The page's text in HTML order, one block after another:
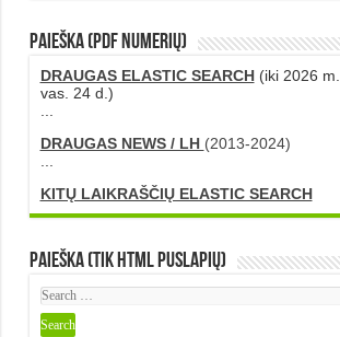
PAIEŠKA (PDF numerių)
DRAUGAS ELASTIC SEARCH(iki 2026 m.
vas. 24 d.)
...
DRAUGAS NEWS / LH (2013-2024)
...
KITŲ LAIKRAŠČIŲ ELASTIC SEARCH
Paieška (tik HTML puslapių)